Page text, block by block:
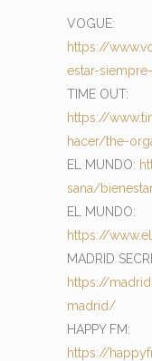
VOGUE:
https://
estar-
TIME OUT:
https://
hacer/the-
EL MUNDO:
sana/
EL MUNDO:
https://
MADRID
https://
madrid/
HAPPY FM:
https://